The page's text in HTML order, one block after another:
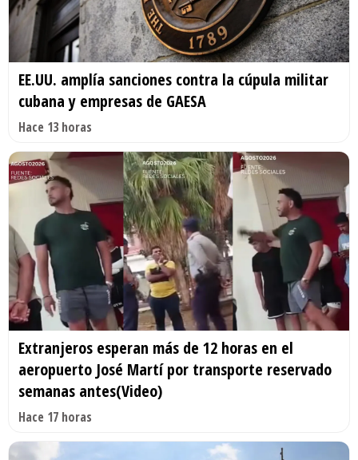
EE.UU. amplía sanciones contra la cúpula militar
cubana y empresas de GAESA
Hace 13 horas
Extranjeros esperan más de 12 horas en el
aeropuerto José Martí por transporte reservado
semanas antes(Video)
Hace 17 horas